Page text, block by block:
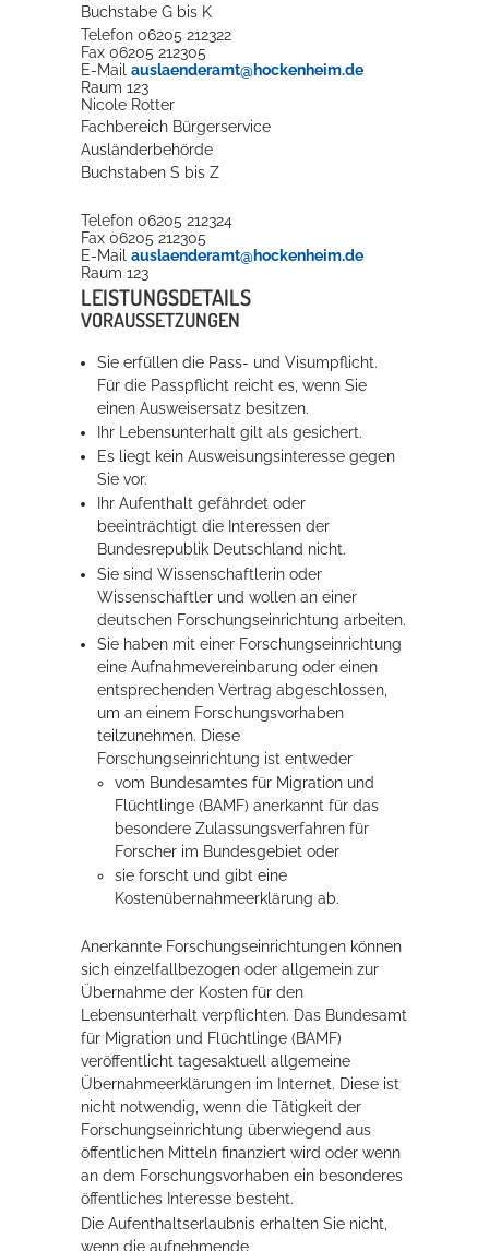
Buchstabe G bis K
Telefon 06205 212322
Fax 06205 212305
E-Mail auslaenderamt@hockenheim.de
Raum 123
Nicole Rotter
Fachbereich Bürgerservice
Ausländerbehörde
Buchstaben S bis Z
Telefon 06205 212324
Fax 06205 212305
E-Mail auslaenderamt@hockenheim.de
Raum 123
LEISTUNGSDETAILS
VORAUSSETZUNGEN
Sie erfüllen die Pass- und Visumpflicht.
Für die Passpflicht reicht es, wenn Sie
einen Ausweisersatz besitzen.
Ihr Lebensunterhalt gilt als gesichert.
Es liegt kein Ausweisungsinteresse gegen
Sie vor.
Ihr Aufenthalt gefährdet oder
beeinträchtigt die Interessen der
Bundesrepublik Deutschland nicht.
Sie sind Wissenschaftlerin oder
Wissenschaftler und wollen an einer
deutschen Forschungseinrichtung arbeiten.
Sie haben mit einer Forschungseinrichtung
eine Aufnahmevereinbarung oder einen
entsprechenden Vertrag abgeschlossen,
um an einem Forschungsvorhaben
teilzunehmen. Diese
Forschungseinrichtung ist entweder
vom Bundesamtes für Migration und
Flüchtlinge (BAMF) anerkannt für das
besondere Zulassungsverfahren für
Forscher im Bundesgebiet oder
sie forscht und gibt eine
Kostenübernahmeerklärung ab.
Anerkannte Forschungseinrichtungen können
sich einzelfallbezogen oder allgemein zur
Übernahme der Kosten für den
Lebensunterhalt verpflichten. Das Bundesamt
für Migration und Flüchtlinge (BAMF)
veröffentlicht tagesaktuell allgemeine
Übernahmeerklärungen im Internet. Diese ist
nicht notwendig, wenn die Tätigkeit der
Forschungseinrichtung überwiegend aus
öffentlichen Mitteln finanziert wird oder wenn
an dem Forschungsvorhaben ein besonderes
öffentliches Interesse besteht.
Die Aufenthaltserlaubnis erhalten Sie nicht,
wenn die aufnehmende